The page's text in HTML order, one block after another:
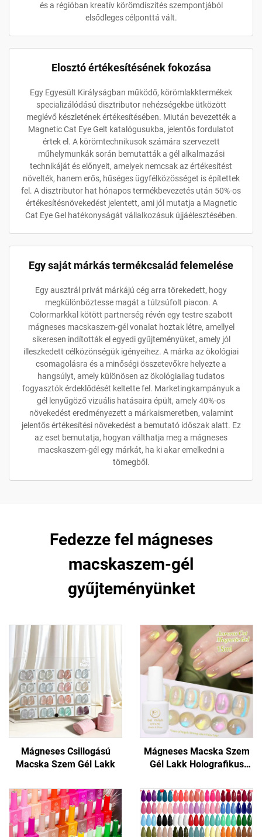
és a régióban kreatív körömdíszítés szempontjából
elsődleges célponttá vált.
Elosztó értékesítésének fokozása
Egy Egyesült Királyságban működő, körömlakktermékek
specializálódású disztributor nehézségekbe ütközött
meglévő készletének értékesítésében. Miután bevezették a
Magnetic Cat Eye Gelt katalógusukba, jelentős fordulatot
értek el. A körömtechnikusok számára szervezett
műhelymunkák során bemutatták a gél alkalmazási
technikáját és előnyeit, amelyek nemcsak az értékesítést
növelték, hanem erős, hűséges ügyfélközösséget is építettek
fel. A disztributor hat hónapos termékbevezetés után 50%-os
értékesítésnövekedést jelentett, ami jól mutatja a Magnetic
Cat Eye Gel hatékonyságát vállalkozásuk újjáélesztésében.
Egy saját márkás termékcsalád felemelése
Egy ausztrál privát márkájú cég arra törekedett, hogy
megkülönböztesse magát a túlzsúfolt piacon. A
Colormarkkal kötött partnerség révén egy testre szabott
mágneses macskaszem-gél vonalat hoztak létre, amellyel
sikeresen indították el egyedi gyűjteményüket, amely jól
illeszkedett célközönségük igényeihez. A márka az ökológiai
csomagolásra és a minőségi összetevőkre helyezte a
hangsúlyt, amely különösen az ökológiailag tudatos
fogyasztók érdeklődését keltette fel. Marketingkampányuk a
gél lenyűgöző vizuális hatásaira épült, amely 40%-os
növekedést eredményezett a márkaismeretben, valamint
jelentős értékesítési növekedést a bemutató időszak alatt. Ez
az eset bemutatja, hogyan válthatja meg a mágneses
macskaszem-gél egy márkát, ha ki akar emelkedni a
tömegből.
Fedezze fel mágneses
macskaszem-gél
gyűjteményünket
Mágneses Csillogású
Macska Szem Gél Lakk
Mágneses Macska Szem
Gél Lakk Holografikus